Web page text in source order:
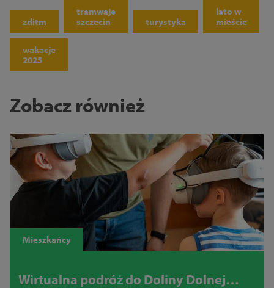
zditm
tramwaje
szczecin
turystyka
lato w
mieście
wakacje
2025
Zobacz również
Mieszkańcy
Wirtualna podróż do Doliny Dolnej